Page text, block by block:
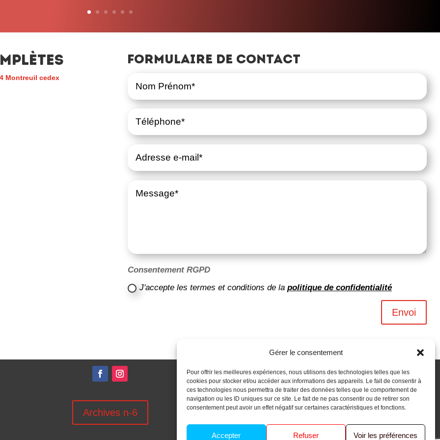
Gérer le consentement
Pour offrir les meilleures expériences, nous utilisons des technologies telles que les
cookies pour stocker et/ou accéder aux informations des appareils. Le fait de consentir à
ces technologies nous permettra de traiter des données telles que le comportement de
navigation ou les ID uniques sur ce site. Le fait de ne pas consentir ou de retirer son
consentement peut avoir un effet négatif sur certaines caractéristiques et fonctions.
Accepter Refuser Voir les préférences
Montreuil cedex
Formulaire de contact
Consentement RGPD
J'accepte les termes et conditions de la politique de confidentialité
Envoi
Archives n-6